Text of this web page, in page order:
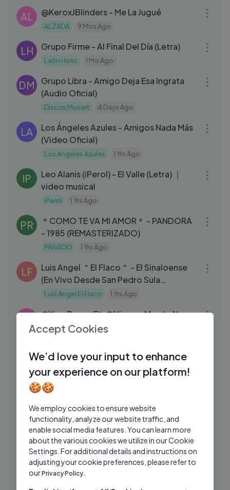
AL ‪@KeroxJBlinders‬ - Me La Jugué
ALZADA 9 Mos Ago
LH Grupo Firme - Al Final Del Día (Letra)
Latin Holic 1 Mo Ago
DM
Grupo Libra - Amigo Deja Esa Ingrata
(Audio Oficial)
Discos Musart 4 Days Ago
LA
Los Ángeles Azules - Amigos Nada Más
(Video Oficial)
Los Angeles Azules 1 Yrs Ago
IP
Leo Alanis (iPerol) - El Valle (Letra) ｜
video musical
iPerol 1 Yrs Ago
PR
＊COMO TE VA MI AMOR＊ - PANDORA
- 1985 (REMASTERIZADO)
PRIVADO 1 Yrs Ago
LF
Luis Angel ＂El Flaco＂ - El Sinaloense
(En Vivo Desde San Pedro Sula
Honduras)
Luis Angel El Flaco 1 Yrs Ago
‪@YossBones‬ Ft. ‪@HispanaMambaNegra‬
- Tequila y Miel
ESPECIAL DE 100 MIL SUSCRIPTORES
La Bala 1 Yrs Ago
5 Razones para tener un sistema
INALAMBRICO ｜ Feer Paz Vlog
christianvib 1 Yrs Ago
AL Luisa Rincón - Verte Llegar 🇨🇴
ALZADA 9 Mos Ago 03:50
CHICA NUEVA EN LA ESCUELA ⧸⧸
Accept Cookies
We’d love your input to enhance
your experience on our platform!
🍪🍪
We employ cookies to ensure website
functionality, analyze our website traffic, and
enable social media features. You can learn more
about the various cookies we utilize in our Cookie
Settings. For additional details and instructions on
adjusting your cookie preferences, please refer to
ourPrivacy Policy.